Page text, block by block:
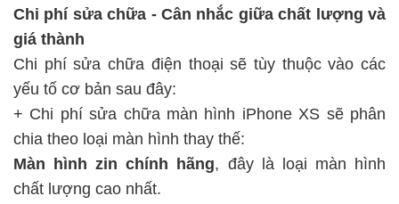
Chi phí sửa chữa - Cân nhắc giữa chất lượng và
giá thành
Chi phí sửa chữa điện thoại sẽ tùy thuộc vào các
yếu tố cơ bản sau đây:
+ Chi phí sửa chữa màn hình iPhone XS sẽ phân
chia theo loại màn hình thay thế:
Màn hình zin chính hãng, đây là loại màn hình
chất lượng cao nhất.